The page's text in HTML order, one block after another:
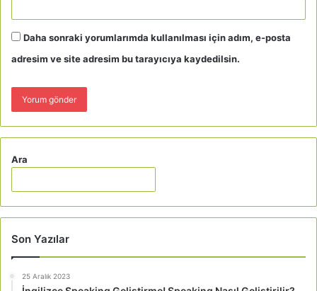
Daha sonraki yorumlarımda kullanılması için adım, e-posta
adresim ve site adresim bu tarayıcıya kaydedilsin.
Ara
Son Yazılar
25 Aralık 2023